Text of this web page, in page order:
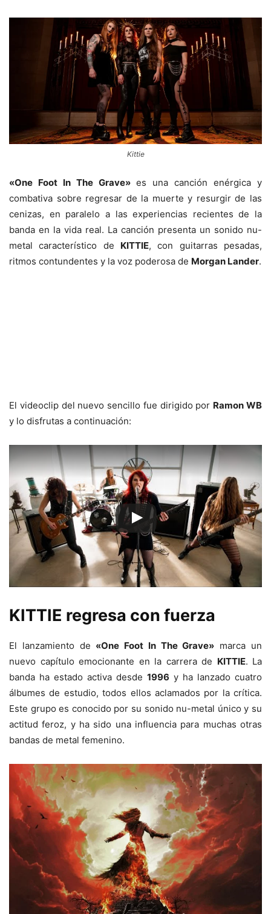
Kittie
«One Foot In The Grave»es una canción enérgica y
combativa sobre regresar de la muerte y resurgir de las
cenizas, en paralelo a las experiencias recientes de la
banda en la vida real. La canción presenta un sonido nu-
metal característico de KITTIE, con guitarras pesadas,
ritmos contundentes y la voz poderosa de Morgan Lander.
El videoclip del nuevo sencillo fue dirigido por Ramon WB
y lo disfrutas a continuación:
KITTIE regresa con fuerza
El lanzamiento de «One Foot In The Grave» marca un
nuevo capítulo emocionante en la carrera de KITTIE. La
banda ha estado activa desde 1996 y ha lanzado cuatro
álbumes de estudio, todos ellos aclamados por la crítica.
Este grupo es conocido por su sonido nu-metal único y su
actitud feroz, y ha sido una influencia para muchas otras
bandas de metal femenino.